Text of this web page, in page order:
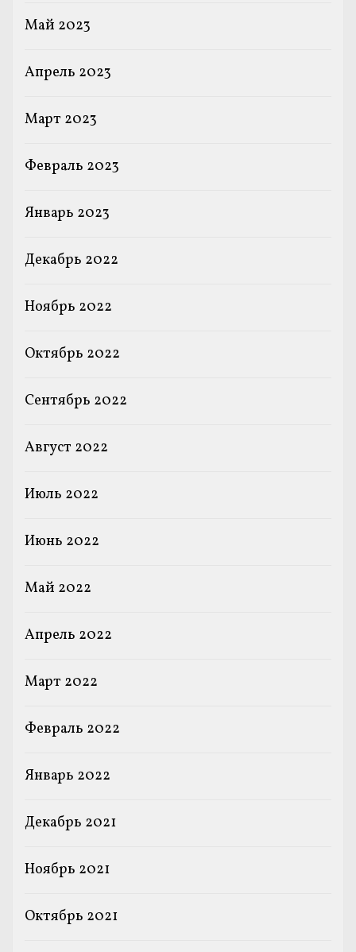
Май 2023
Апрель 2023
Март 2023
Февраль 2023
Январь 2023
Декабрь 2022
Ноябрь 2022
Октябрь 2022
Сентябрь 2022
Август 2022
Июль 2022
Июнь 2022
Май 2022
Апрель 2022
Март 2022
Февраль 2022
Январь 2022
Декабрь 2021
Ноябрь 2021
Октябрь 2021